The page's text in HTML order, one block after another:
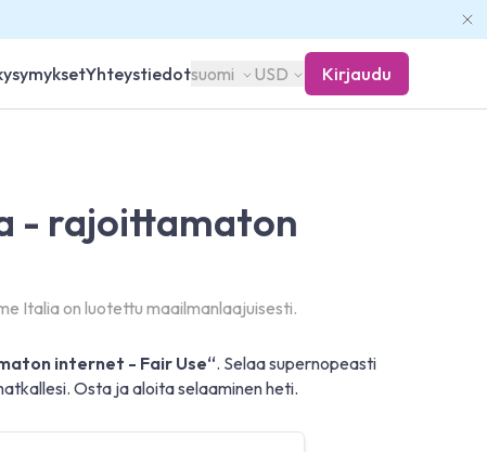
Yhteystiedotsuomi USD Kirjaudu
- rajoittamaton
Italia on luotettu maailmanlaajuisesti.
internet - Fair Use“. Selaa supernopeasti
Osta ja aloita selaaminen heti.